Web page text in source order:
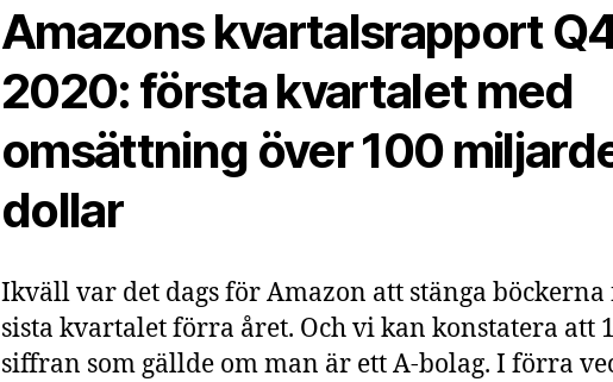
Amazons kvartalsrapport
2020: första kvartalet med
omsättning över 100
dollar
Ikväll var det dags för Amazon att stänga
sista kvartalet förra året. Och vi kan konstatera att
siffran som gällde om man är ett A-bolag. I förra